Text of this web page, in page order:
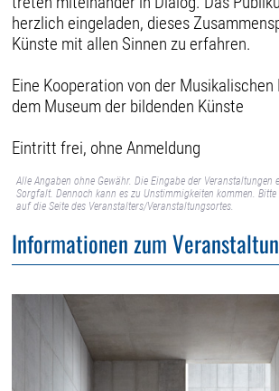
herzlich eingeladen, dieses
Künste mit allen Sinnen zu erfahren.
Eine Kooperation von der
dem Museum der bildenden Künste
Eintritt frei, ohne Anmeldung
Alle Angaben ohne Gewähr. Die Eingabe der
Sorgfalt. Dennoch kann es zu Unstimmigkeiten kommen.
auf die Seite des Veranstalters/Veranstaltungsortes.
Informationen zum